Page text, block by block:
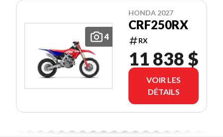
4
HONDA 2027
CRF250RX
RX
11 838 $
VOIR LES
DÉTAILS